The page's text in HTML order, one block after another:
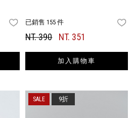
FAVORITES
已銷售 155 件
NT. 390 NT. 351
加入購物車
9折